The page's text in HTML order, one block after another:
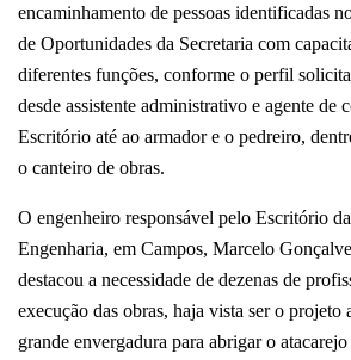
encaminhamento de pessoas identificadas
de Oportunidades da Secretaria com
diferentes funções, conforme o perfil
desde assistente administrativo e agente de
Escritório até ao armador e o pedreiro,
o canteiro de obras.
O engenheiro responsável pelo Escritório
Engenharia, em Campos, Marcelo
destacou a necessidade de dezenas de
execução das obras, haja vista ser o projeto
grande envergadura para abrigar o